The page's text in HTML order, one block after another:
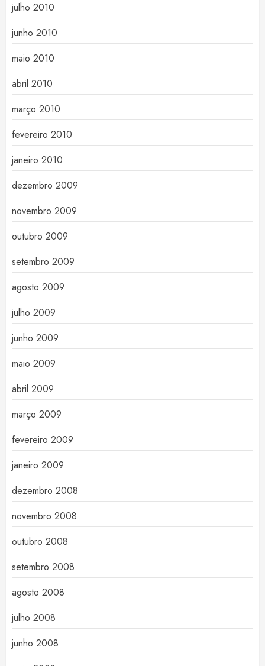
julho 2010
junho 2010
maio 2010
abril 2010
março 2010
fevereiro 2010
janeiro 2010
dezembro 2009
novembro 2009
outubro 2009
setembro 2009
agosto 2009
julho 2009
junho 2009
maio 2009
abril 2009
março 2009
fevereiro 2009
janeiro 2009
dezembro 2008
novembro 2008
outubro 2008
setembro 2008
agosto 2008
julho 2008
junho 2008